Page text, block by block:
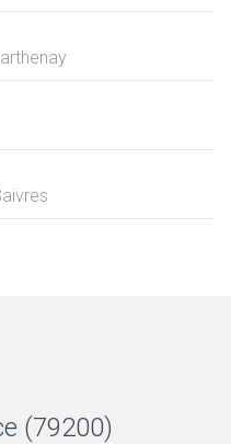
(79200)